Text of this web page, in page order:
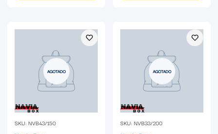
AGOTADO
SKU: NVB43/150
AGOTADO
SKU: NVB33/200